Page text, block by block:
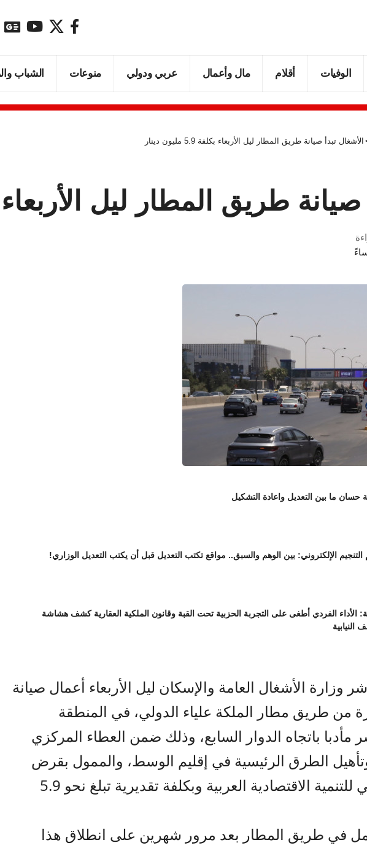
الوفيات أقلام مال وأعمال عربي ودولي منوعات الشباب
الأشغال تبدأ صيانة طريق المطار ليل الأربعاء بكلفة 5.9 مليون دينار
طريق المطار ليل الأربعاء بكلفة 5.9
حسان ما بين التعديل واعادة التشكيل
الإلكتروني: بين الوهم والسبق.. مواقع تكتب التعديل قبل أن يكتب التعديل الوزاري!
الأداء الفردي أطغى على التجربة الحزبية تحت القبة وقانون الملكية العقارية كشف هشاشة
النيابية
وزارة الأشغال العامة والإسكان ليل الأربعاء أعمال صيانة
من طريق مطار الملكة علياء الدولي، في المنطقة
باتجاه الدوار السابع، وذلك ضمن العطاء المركزي
الطرق الرئيسية في إقليم الوسط، والممول بقرض
الصندوق الكويتي للتنمية الاقتصادية العربية وبكلفة تقديرية تبلغ نحو 5.9
في طريق المطار بعد مرور شهرين على انطلاق هذا